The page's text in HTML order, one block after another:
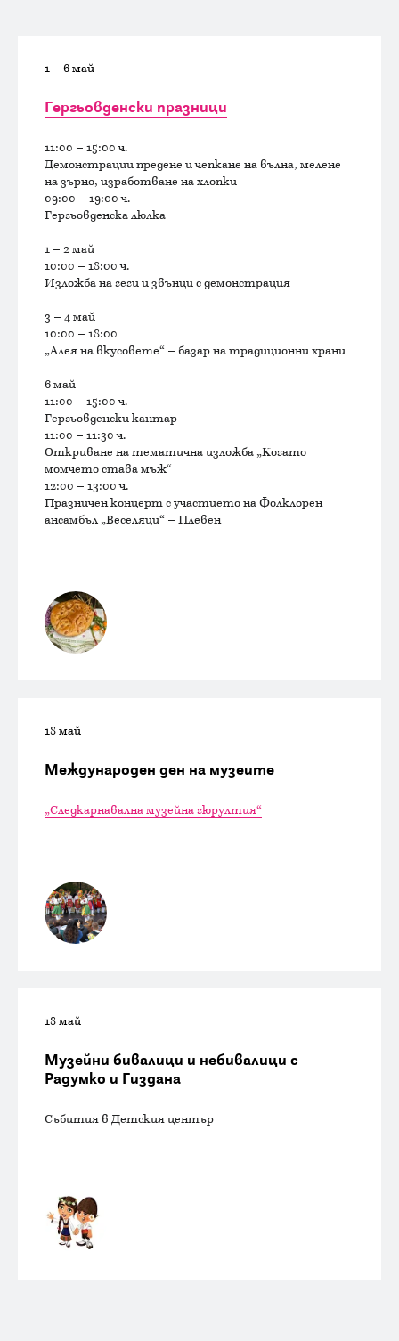
1 – 6 май
Гергьовденски празници
11:00 – 15:00 ч.
Демонстрации предене и чепкане на вълна, мелене
на зърно, изработване на хлопки
09:00 – 19:00 ч.
Гергьовденска люлка
1 – 2 май
10:00 – 18:00 ч.
Изложба на геги и звънци с демонстрация
3 – 4 май
10:00 – 18:00
„Алея на вкусовете“ – базар на традиционни храни
6 май
11:00 – 15:00 ч.
Гергьовденски кантар
11:00 – 11:30 ч.
Откриване на тематична изложба „Когато
момчето става мъж“
12:00 – 13:00 ч.
Празничен концерт с участието на Фолклорен
ансамбъл „Веселяци“ – Плевен
18 май
Международен ден на музеите
„Следкарнавална музейна гюрултия“
18 май
Музейни бивалици и небивалици с
Радумко и Гиздана
Събития в Детския център